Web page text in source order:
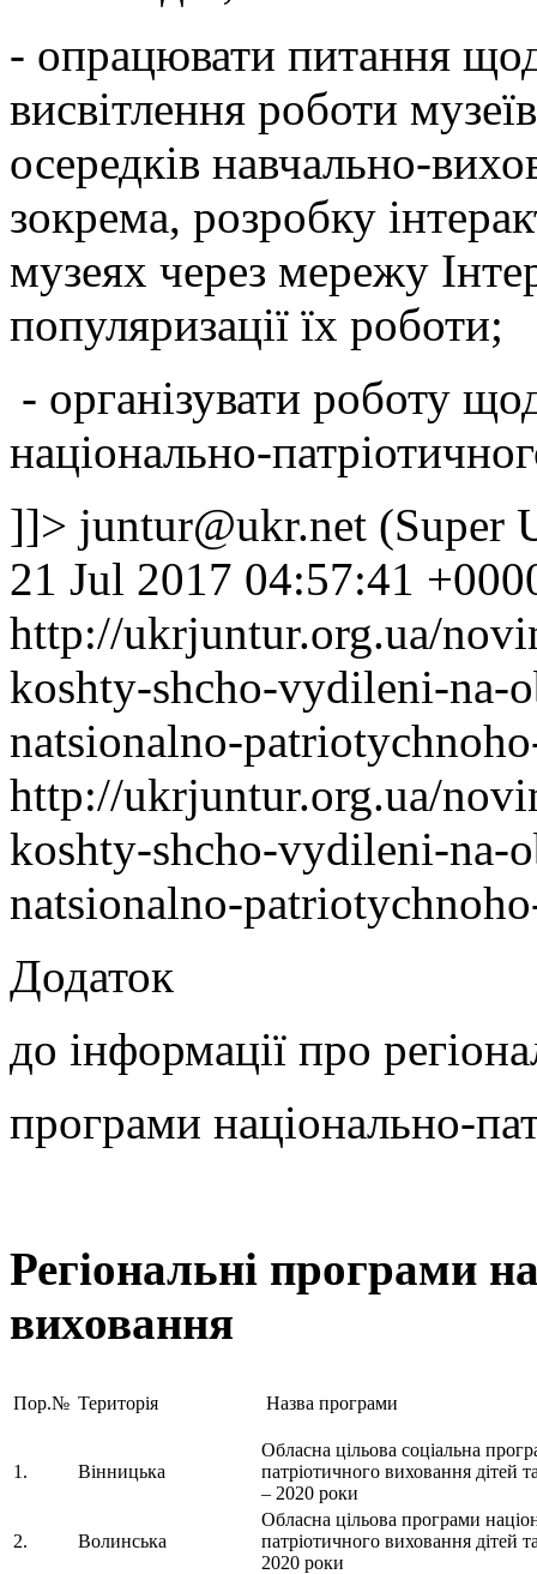
- опрацювати питання
висвітлення роботи
осередків навчально-
зокрема, розробку
музеях через мережу
популяризації їх роботи;
- організувати роботу
національно-
]]> juntur@ukr.net (Super
21 Jul 2017 04:57:41
http://ukrjuntur.org.ua/
koshty-shcho-vydileni-na-
natsionalno-
http://ukrjuntur.org.ua/
koshty-shcho-vydileni-na-
natsionalno-
Додаток
до інформації про
програми національно-
Регіональні програми
виховання
Пор.№ Територія Назва програми
1. Вінницька
Обласна цільова соціальна
патріотичного виховання дітей
– 2020 роки
2. Волинська
Обласна цільова програми
патріотичного виховання дітей
2020 роки